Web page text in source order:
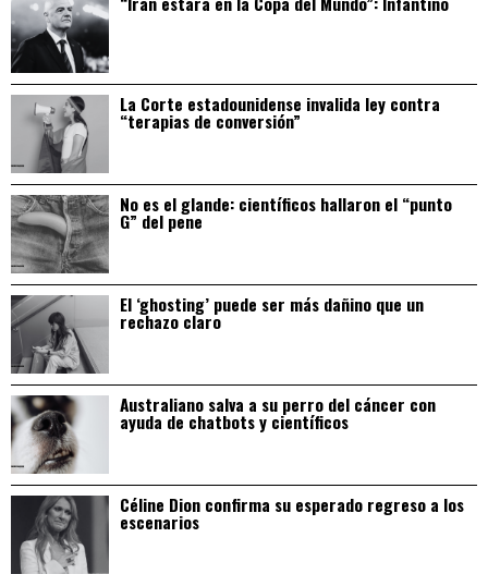
La Corte estadounidense invalida ley contra
“terapias de conversión”
No es el glande: científicos hallaron el “punto
G” del pene
El ‘ghosting’ puede ser más dañino que un
rechazo claro
Australiano salva a su perro del cáncer con
ayuda de chatbots y científicos
Céline Dion confirma su esperado regreso a los
escenarios